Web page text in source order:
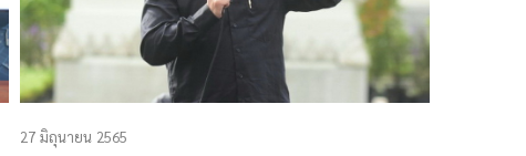
27 มิถุนายน 2565